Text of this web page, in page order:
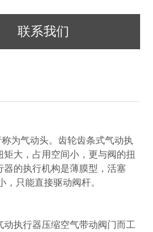
联系我们
为气动头。 齿轮齿条式气动执
大，占用空间小，更与阀的扭
的执行机构是薄膜型，活塞
只能直接驱动阀杆。
执行器压缩空气带动阀门而工